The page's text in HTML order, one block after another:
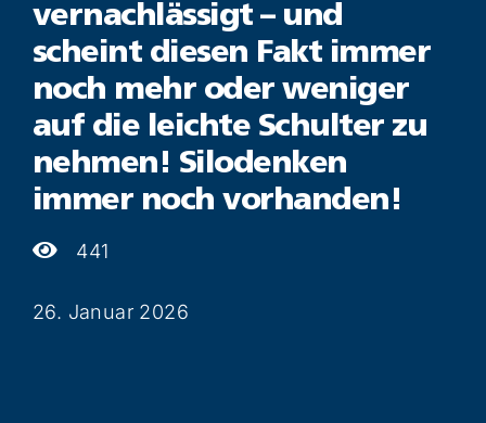
vernachlässigt – und
scheint diesen Fakt immer
noch mehr oder weniger
auf die leichte Schulter zu
nehmen! Silodenken
immer noch vorhanden!
441
26. Januar 2026